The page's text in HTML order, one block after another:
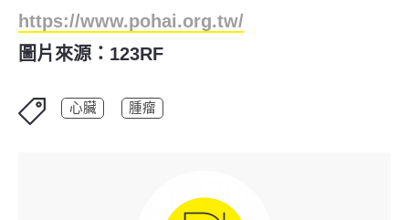
https://www.pohai.org.tw/
圖片來源：123RF
心臟 腫瘤